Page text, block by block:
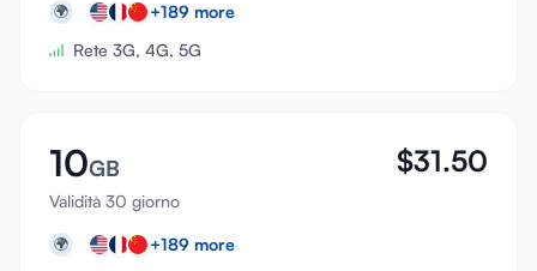
🌍 +189 more
Rete 3G, 4G, 5G
10GB
Validità 30 giorno
$31.50
🌍 +189 more